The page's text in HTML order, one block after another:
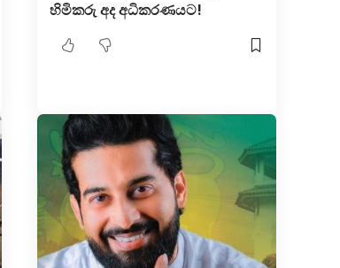
හිමිකරු අද අධිකරණයට!